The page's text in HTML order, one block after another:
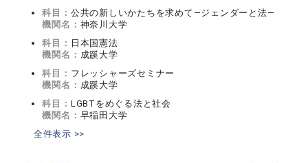
科目： 公共の新しいかたちを求めて―ジェンダーと法―
機関名： 神奈川大学
科目： 日本国憲法
機関名： 成蹊大学
科目： フレッシャーズセミナー
機関名： 成蹊大学
科目： LGBTをめぐる法と社会
機関名： 早稲田大学
全件表示 >>